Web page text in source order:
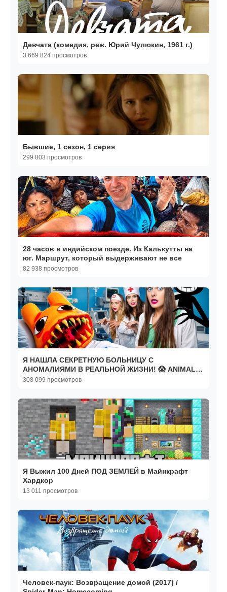
Девчата (комедия, реж. Юрий Чулюкин, 1961 г.)
3 669 824 просмотров
Бывшие, 1 сезон, 1 серия
299 803 просмотров
28 часов в индийском поезде. Из Калькутты на
юг. Маршрут, который выдерживают не все
82 938 просмотров
Я НАШЛА СЕКРЕТНУЮ БОЛЬНИЦУ С
АНОМАЛИЯМИ В РЕАЛЬНОЙ ЖИЗНИ! 😱 ANIMAL
HOSPITAL
308 099 просмотров
Я Выжил 100 Дней ПОД ЗЕМЛЕЙ в Майнкрафт
Хардкор
13 011 просмотров
Человек-паук: Возвращение домой (2017) /